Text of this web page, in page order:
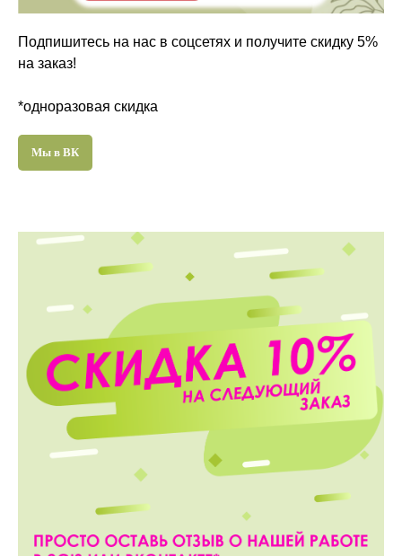
Подпишитесь на нас в соцсетях и получите скидку 5%
на заказ!
*одноразовая скидка
Мы в ВК